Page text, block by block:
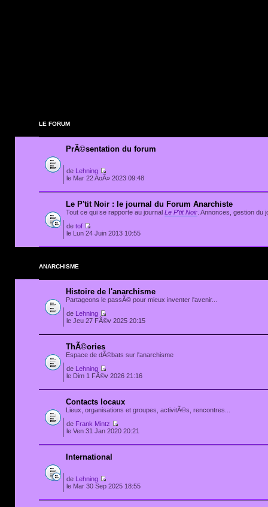
LE FORUM
PrÃ©sentation du forum
de
Lehning
le Mar 22 AoÃ» 2023 09:48
Le P'tit Noir : le journal du Forum Anarchiste
Tout ce qui se rapporte au journal Le P'tit Noir . Annonces, gestion du
de tof
le Lun 24 Juin 2013 10:55
ANARCHISME
Histoire de l'anarchisme
Partageons le passÃ© pour mieux inventer l'avenir...
de
Lehning
le Jeu 27 FÃ©v 2025 20:15
ThÃ©ories
Espace de dÃ©bats sur l'anarchisme
de
Lehning
le Dim 1 FÃ©v 2026 21:16
Contacts locaux
Lieux, organisations et groupes, activitÃ©s, rencontres...
de Frank Mintz
le Ven 31 Jan 2020 20:21
International
de
Lehning
le Mar 30 Sep 2025 18:55